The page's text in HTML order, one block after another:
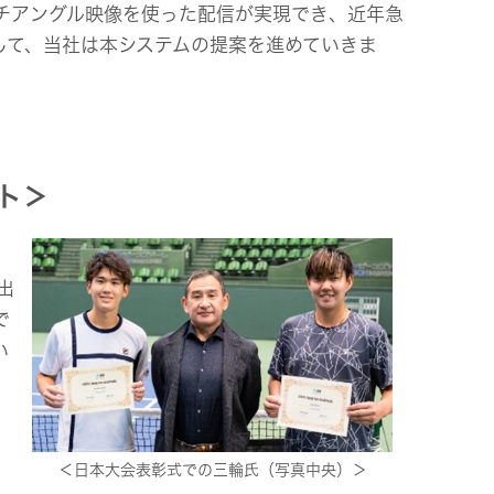
ングル映像を使った配信が実現でき、近年急
、当社は本システムの提案を進めていきま
＞
＜日本大会表彰式での三輪氏（写真中央）＞